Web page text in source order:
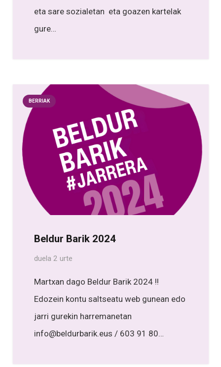
eta sare sozialetan eta goazen kartelak
gure…
BERRIAK
Beldur Barik 2024
duela 2 urte
Martxan dago Beldur Barik 2024 !!
Edozein kontu saltseatu web gunean edo
jarri gurekin harremanetan
info@beldurbarik.eus / 603 91 80…